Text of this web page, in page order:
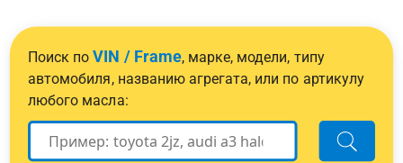
Поиск поVIN / Frame, марке, модели, типу
автомобиля, названию агрегата, или по артикулу
любого масла: